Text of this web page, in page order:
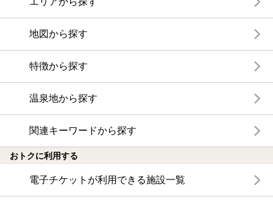
地図から探す
特徴から探す
温泉地から探す
関連キーワードから探す
おトクに利用する
電子チケットが利用できる施設一覧